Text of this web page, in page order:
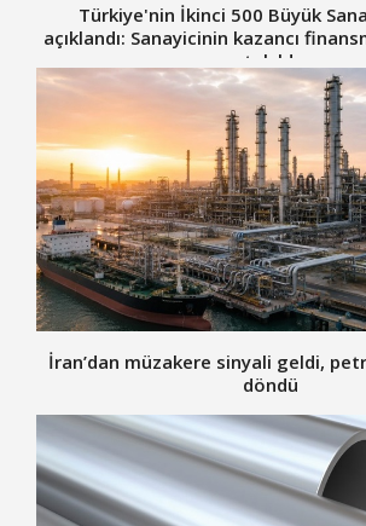
Türkiye'nin İkinci 500 Büyük
açıklandı: Sanayicinin kazancı
takıldı
İran’dan müzakere sinyali geldi,
döndü